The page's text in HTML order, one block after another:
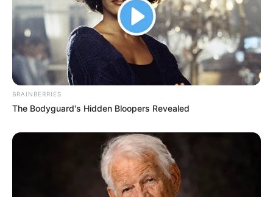
BRAINBERRIES
The Bodyguard's Hidden Bloopers Revealed